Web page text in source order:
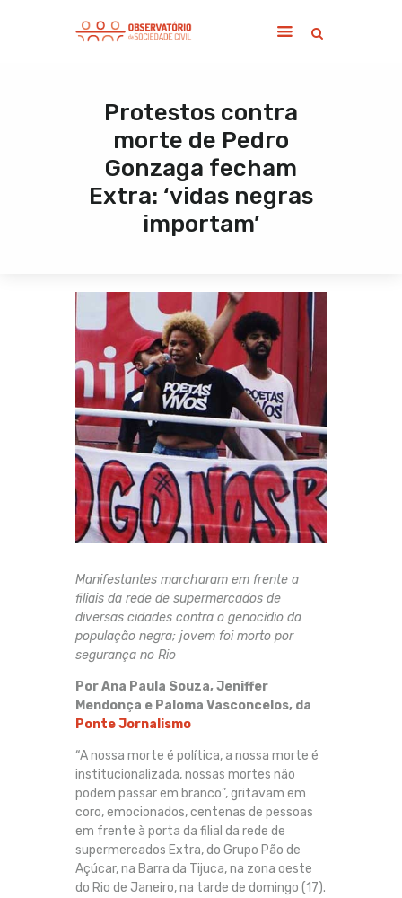
Protestos contra
morte de Pedro
Gonzaga fecham
Extra: ‘vidas negras
importam’
Home
Sobre
Notícias
Publicações
Manifestantes marcharam em frente a
filiais da rede de supermercados de
diversas cidades contra o genocídio da
população negra; jovem foi morto por
segurança no Rio
PorAna Paula Souza, Jeniffer
Mendonça e Paloma Vasconcelos, da
Ponte Jornalismo
“A nossa morte é política, a nossa morte é
institucionalizada, nossas mortes não
podem passar em branco”, gritavam em
coro, emocionados, centenas de pessoas
em frente à porta da filial da rede de
supermercados Extra, do Grupo Pão de
Açúcar, na Barra da Tijuca, na zona oeste
do Rio de Janeiro, na tarde de domingo (17).